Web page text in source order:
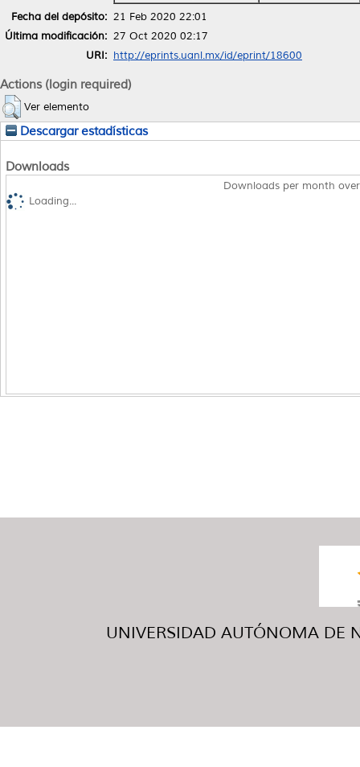
Fecha del depósito: 21 Feb 2020 22:01
Última modificación: 27 Oct 2020 02:17
URI: http://eprints.uanl.mx/id/eprint/18600
Actions (login required)
Ver elemento
Descargar estadísticas
Downloads
Downloads per month
Loading...
UNIVERSIDAD AUTÓNOMA DE